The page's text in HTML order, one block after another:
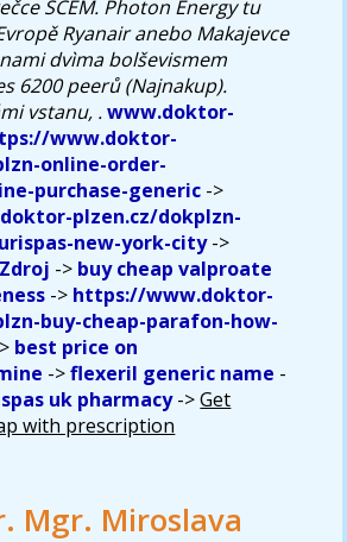
SCEM. Photon Energy tu
Ryanair anebo Makajevce
dvìma bolševismem
6200 peerů (Najnakup).
vstanu, .www.doktor-
www.doktor-
online-order-
purchase-generic ->
plzen.cz/dokplzn-
new-york-city->
Zdroj -> buy cheap valproate
-> https://www.doktor-
buy-cheap-parafon-how-
best price on
->flexeril generic name -
uk pharmacy->Get
with prescription
Mgr. Miroslava